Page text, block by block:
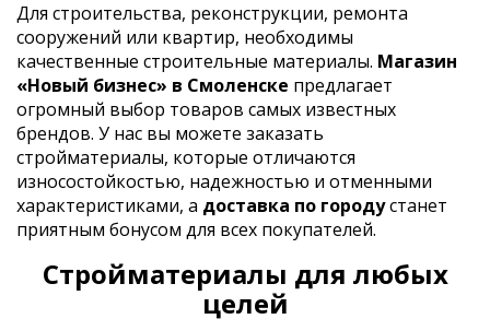
Для строительства, реконструкции, ремонта
сооружений или квартир, необходимы
качественные строительные материалы. Магазин
«Новый бизнес» в Смоленске предлагает
огромный выбор товаров самых известных
брендов. У нас вы можете заказать
стройматериалы, которые отличаются
износостойкостью, надежностью и отменными
характеристиками, а доставка по городустанет
приятным бонусом для всех покупателей.
Стройматериалы для любых
целей